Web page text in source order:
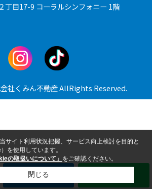
丁目17-9 コーラルシンフォニー 1階
社くみん不動産 AllRights Reserved.
メール
サイト利用状況把握、サービス向上検討を目的と
を使用しています。
の取扱いについて」 をご確認ください。
閉じる